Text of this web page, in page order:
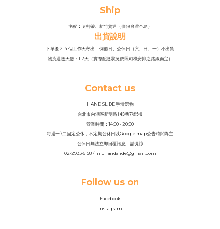
Ship
宅配：便利帶、新竹貨運（僅限台灣本島）
出貨說明
下單後 2-4 個工作天寄出，例假日、公休日（六、日、一）不出貨
物流運送天數：1-2天（實際配送狀況依照司機安排之路線而定）
Contact us
HAND SLIDE 手滑選物
台北市內湖區新明路143巷7號5樓
營業時間：14:00 - 20:00
每週一 \二固定公休，不定期公休日以Google map公告時間為主
公休日無法立即回覆訊息，請見諒
02-2933-6158 / infohandslide@gmail.com
Follow us on
Facebook
Instagram